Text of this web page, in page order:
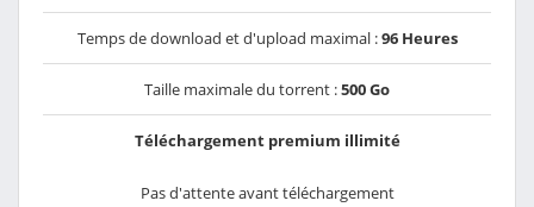
Temps de download et d'upload maximal :96 Heures
Taille maximale du torrent :500 Go
Téléchargement premium illimité
Pas d'attente avant téléchargement